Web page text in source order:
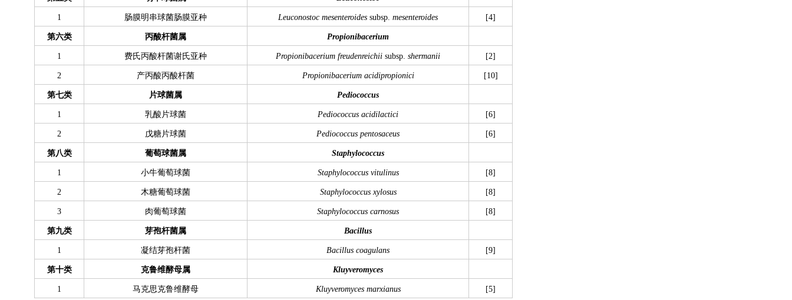
1 肠膜明串球菌肠膜亚种 Leuconostoc mesenteroides subsp. mesenteroides [4]
第六类 丙酸杆菌属 Propionibacerium
1 费氏丙酸杆菌谢氏亚种 Propionibacerium freudenreichii subsp. shermanii [2]
2 产丙酸丙酸杆菌 Propionibacerium acidipropionici [10]
第七类 片球菌属 Pediococcus
1 乳酸片球菌 Pediococcus acidilactici [6]
2 戊糖片球菌 Pediococcus pentosaceus [6]
第八类 葡萄球菌属 Staphylococcus
1 小牛葡萄球菌 Staphylococcus vitulinus [8]
2 木糖葡萄球菌 Staphylococcus xylosus [8]
3 肉葡萄球菌 Staphylococcus carnosus [8]
第九类 芽孢杆菌属 Bacillus
1 凝结芽孢杆菌 Bacillus coagulans [9]
第十类 克鲁维酵母属 Kluyveromyces
1 马克思克鲁维酵母 Kluyveromyces marxianus [5]